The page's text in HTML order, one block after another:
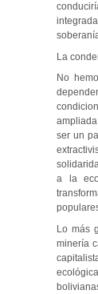
La
No
ser un
a la
Lo más
minería